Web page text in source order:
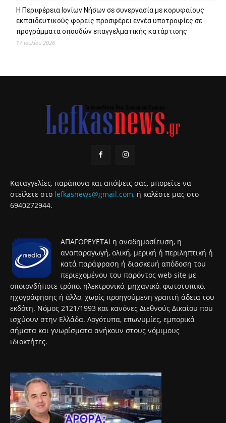
Η Περιφέρεια Ιονίων Νήσων σε συνεργασία με κορυφαίους
εκπαιδευτικούς φορείς προσφέρει εννέα υποτροφίες σε
προγράμματα σπουδών επαγγελματικής κατάρτισης
17 Ιουλίου 2026
Καταγγελίες, παράπονα και απόψεις σας, μπορείτε να
στείλετε στο lefkasnews@gmail.com, ή καλέστε μας στο
6940272944.
ΑΠΑΓΟΡΕΥΕΤΑΙ η αναδημοσίευση, η
αναπαραγωγή, ολική, μερική ή περιληπτική ή
κατά παράφραση ή διασκευή απόδοση του
περιεχομένου του παρόντος web site με
οποιονδήποτε τρόπο, ηλεκτρονικό, μηχανικό, φωτοτυπικό,
ηχογράφησης ή άλλο, χωρίς προηγούμενη γραπτή άδεια του
εκδότη. Νόμος 2121/1993 και κανόνες Διεθνούς Δικαίου που
ισχύουν στην Ελλάδα. Λογότυπα, επωνυμίες, εμπορικά
σήματα και γνωρίσματα ανήκουν στους νόμιμους
ιδιοκτήτες.